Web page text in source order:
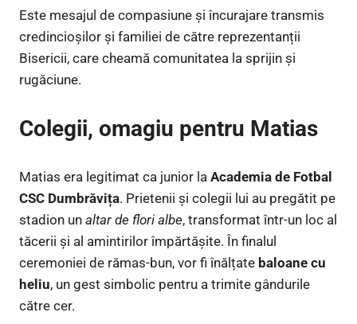
Este mesajul de compasiune și încurajare transmis
credincioșilor și familiei de către reprezentanții
Bisericii, care cheamă comunitatea la sprijin și
rugăciune.
Colegii, omagiu pentru Matias
Matias era legitimat ca junior la Academia de Fotbal
CSC Dumbrăvița. Prietenii și colegii lui au pregătit pe
stadion un altar de flori albe, transformat într-un loc al
tăcerii și al amintirilor împărtășite. În finalul
ceremoniei de rămas-bun, vor fi înălțate baloane cu
heliu, un gest simbolic pentru a trimite gândurile
către cer.